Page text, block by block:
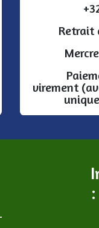
Retrait
virement
: